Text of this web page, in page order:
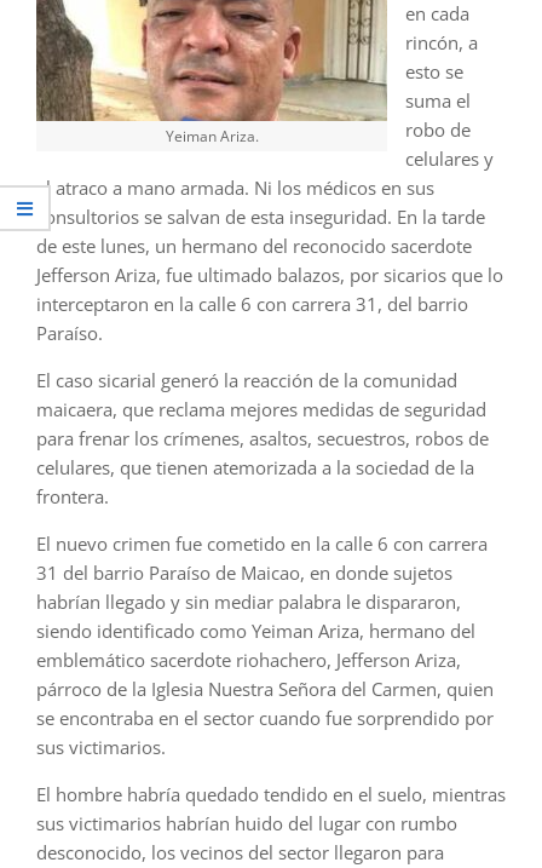
Yeiman Ariza.
en cada
rincón, a
esto se
suma el
robo de
celulares y
el atraco a mano armada. Ni los médicos en sus
consultorios se salvan de esta inseguridad. En la tarde
de este lunes, un hermano del reconocido sacerdote
Jefferson Ariza, fue ultimado balazos, por sicarios que lo
interceptaron en la calle 6 con carrera 31, del barrio
Paraíso.
El caso sicarial generó la reacción de la comunidad
maicaera, que reclama mejores medidas de seguridad
para frenar los crímenes, asaltos, secuestros, robos de
celulares, que tienen atemorizada a la sociedad de la
frontera.
El nuevo crimen fue cometido en la calle 6 con carrera
31 del barrio Paraíso de Maicao, en donde sujetos
habrían llegado y sin mediar palabra le dispararon,
siendo identificado como Yeiman Ariza, hermano del
emblemático sacerdote riohachero, Jefferson Ariza,
párroco de la Iglesia Nuestra Señora del Carmen, quien
se encontraba en el sector cuando fue sorprendido por
sus victimarios.
El hombre habría quedado tendido en el suelo, mientras
sus victimarios habrían huido del lugar con rumbo
desconocido, los vecinos del sector llegaron para